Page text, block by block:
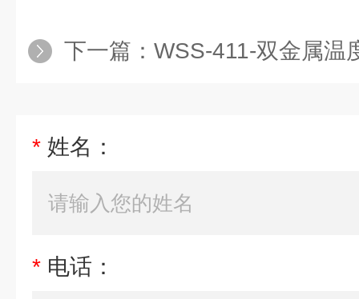
下一篇： WSS-411-双金属温度
* 姓名：
* 电话：